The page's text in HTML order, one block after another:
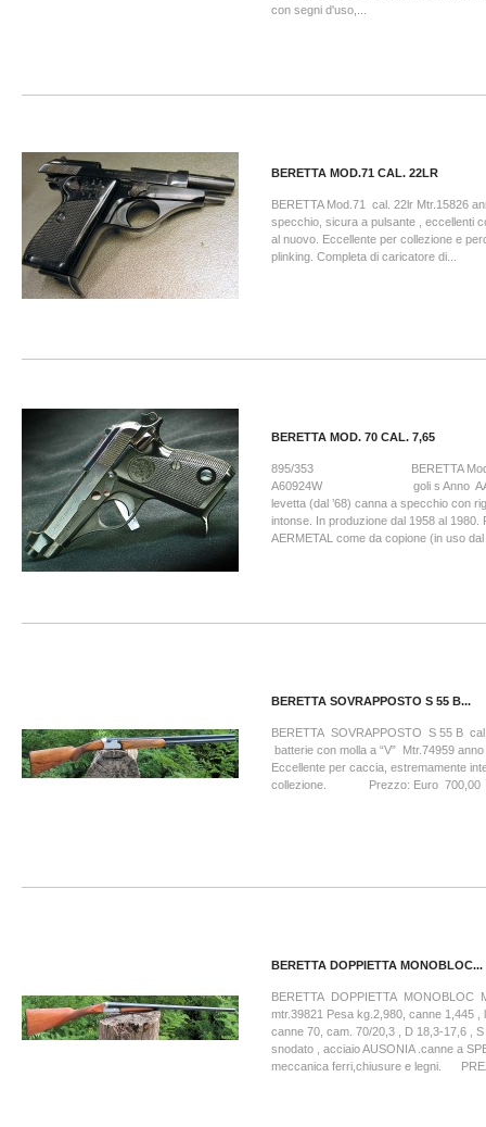
con segni d'uso,...
BERETTA MOD.71 CAL. 22LR
BERETTA Mod.71 cal. 22lr Mtr.15826
specchio, sicura a pulsante , eccellenti
al nuovo. Eccellente per collezione e
plinking. Completa di caricatore di...
BERETTA MOD. 70 CAL. 7,65
895/353 BERETTA Mod.70
A60924W goli s Anno
levetta (dal ’68) canna a specchio con
intonse. In produzione dal 1958 al 1980.
AERMETAL come da copione (in uso
BERETTA SOVRAPPOSTO S 55 B...
BERETTA SOVRAPPOSTO S 55 B
batterie con molla a “V” Mtr.74959
Eccellente per caccia, estremamente
collezione. Prezzo: Euro 700,00
BERETTA DOPPIETTA MONOBLOC...
BERETTA DOPPIETTA
mtr.39821 Pesa kg.2,980, canne 1,445 ,
canne 70, cam. 70/20,3 , D 18,3-17,6 ,
snodato , acciaio AUSONIA .canne a
meccanica ferri,chiusure e legni.